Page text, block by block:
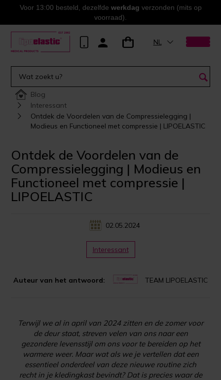
Voor 13:00 besteld, dezelfde werkdag verzonden (mits op
voorraad).
NL
Blog
Interessant
Ontdek de Voordelen van de Compressielegging |
Modieus en Functioneel met compressie | LIPOELASTIC
Ontdek de Voordelen van de
Compressielegging | Modieus en
Functioneel met compressie |
LIPOELASTIC
02.05.2024
Auteur van het antwoord: TEAM LIPOELASTIC
Interessant
Terwijl we al in april van 2024 zitten en de zomer voor
de deur staat, streven velen van ons naar een
gezondere levensstijl om ons voor te bereiden op het
warmere weer. Maar wat als we je vertellen dat een
essentieel onderdeel van deze nieuwe routine zich
recht in je kledingkast bevindt? Dat is precies waar de